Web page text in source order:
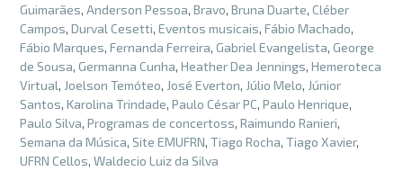
Guimarães, Anderson Pessoa, Bravo, Bruna Duarte, Cléber
Campos, Durval Cesetti, Eventos musicais, Fábio Machado,
Fábio Marques, Fernanda Ferreira, Gabriel Evangelista, George
de Sousa, Germanna Cunha, Heather Dea Jennings, Hemeroteca
Virtual, Joelson Temóteo, José Everton, Júlio Melo, Júnior
Santos, Karolina Trindade, Paulo César PC, Paulo Henrique,
Paulo Silva, Programas de concertoss, Raimundo Ranieri,
Semana da Música, Site EMUFRN, Tiago Rocha, Tiago Xavier,
UFRN Cellos, Waldecio Luiz da Silva